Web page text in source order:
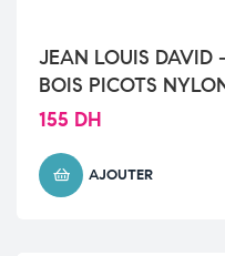
JEAN LOUIS DAVID
BOIS PICOTS
155 DH
AJOUTER